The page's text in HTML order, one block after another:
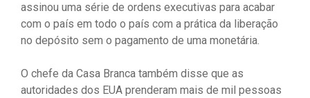
assinou uma série de ordens executivas para acabar
com o país em todo o país com a prática da liberação
no depósito sem o pagamento de uma monetária.
O chefe da Casa Branca também disse que as
autoridades dos EUA prenderam mais de mil pessoas